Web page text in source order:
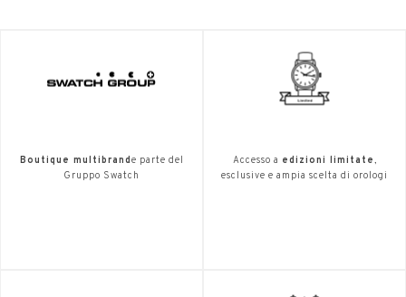
Boutique multibrand e parte del
Gruppo Swatch
Accesso a edizioni limitate,
esclusive e ampia scelta di orologi